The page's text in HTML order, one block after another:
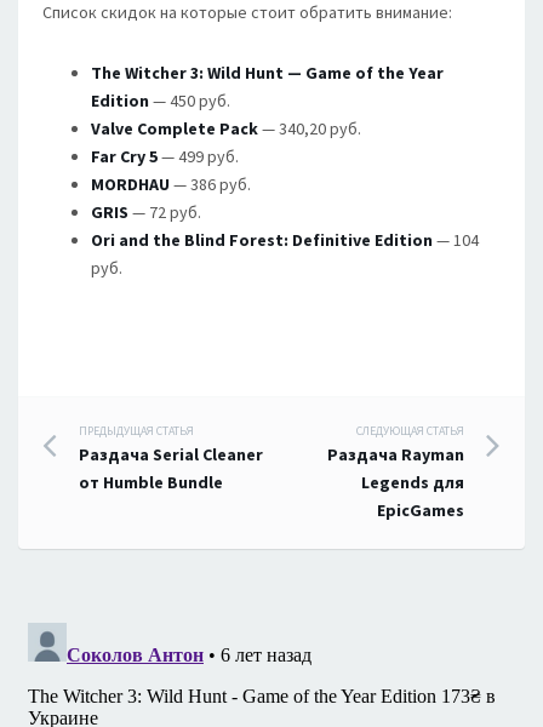
Список скидок на которые стоит обратить внимание:
The Witcher 3: Wild Hunt — Game of the Year
Edition — 450 pуб.
Valve Complete Pack— 340,20 pуб.
Far Cry 5— 499 pуб.
MORDHAU — 386 pуб.
GRIS — 72 pуб.
Ori and the Blind Forest: Definitive Edition — 104
pуб.
Навигация
по
записям
ПРЕДЫДУЩАЯ СТАТЬЯ
Раздача Serial Cleaner
от Humble Bundle
СЛЕДУЮЩАЯ СТАТЬЯ
Раздача Rayman
Legends для
EpicGames